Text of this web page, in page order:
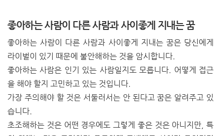
좋아하는 사람이 다른 사람과 사이좋게 지내는 꿈
좋아하는 사람이 다른 사람과 사이좋게 지내는 꿈은 당신에게
라이벌이 있기 때문에 불안해하는 것을 암시합니다.
좋아하는 사람은 인기 있는 사람일지도 모릅니다. 어떻게 접근
을 해야 할지 고민하고 있는 것입니다.
가장 주의해야 할 것은 서둘러서는 안 된다고 꿈은 알려주고 있
습니다.
초조해하는 것은 어떤 경우에도 그렇게 좋은 것은 아니지만, 특